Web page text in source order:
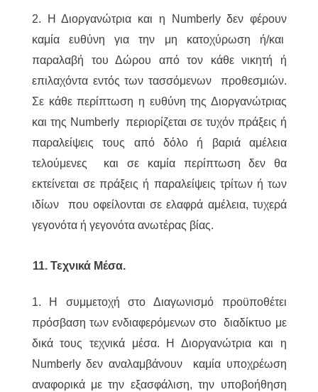
2. Η Διοργανώτρια και η Numberly δεν φέρουν
καμία ευθύνη για την μη κατοχύρωση ή/και
παραλαβή του Δώρου από τον κάθε νικητή ή
επιλαχόντα εντός των τασσόμενων προθεσμιών.
Σε κάθε περίπτωση η ευθύνη της Διοργανώτριας
και της Numberly περιορίζεται σε τυχόν πράξεις ή
παραλείψεις τους από δόλο ή βαριά αμέλεια
τελούμενες και σε καμία περίπτωση δεν θα
εκτείνεται σε πράξεις ή παραλείψεις τρίτων ή των
ιδίων που οφείλονται σε ελαφρά αμέλεια, τυχερά
γεγονότα ή γεγονότα ανωτέρας βίας.
11. Τεχνικά Μέσα.
1. Η συμμετοχή στο Διαγωνισμό προϋποθέτει
πρόσβαση των ενδιαφερόμενων στο διαδίκτυο με
δικά τους τεχνικά μέσα. Η Διοργανώτρια και η
Numberly δεν αναλαμβάνουν καμία υποχρέωση
αναφορικά με την εξασφάλιση, την υποβοήθηση